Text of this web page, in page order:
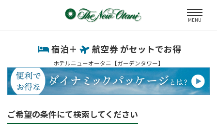
MENU
宿泊＋ 航空券 がセットでお得
ホテルニューオータニ【ガーデンタワー】
ご希望の条件にて検索してください